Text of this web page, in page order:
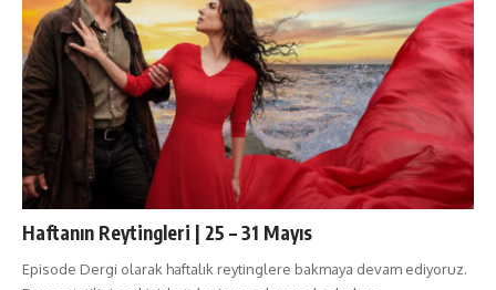
Haftanın Reytingleri | 25 – 31 Mayıs
Episode Dergi olarak haftalık reytinglere bakmaya devam ediyoruz.